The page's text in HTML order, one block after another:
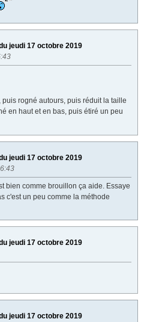
jeudi 17 octobre 2019
rogné autours, puis réduit la taille
en haut et en bas, puis étiré un peu
jeudi 17 octobre 2019
bien comme brouillon ça aide. Essaye
c'est un peu comme la méthode
jeudi 17 octobre 2019
jeudi 17 octobre 2019